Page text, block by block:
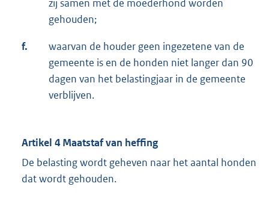
zij samen met de moederhond worden
gehouden;
f.
waarvan de houder geen ingezetene van de
gemeente is en de honden niet langer dan 90
dagen van het belastingjaar in de gemeente
verblijven.
Artikel 4 Maatstaf van heffing
De belasting wordt geheven naar het aantal honden
dat wordt gehouden.